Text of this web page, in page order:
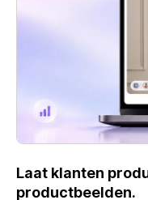
Laat klanten
productbeelden.